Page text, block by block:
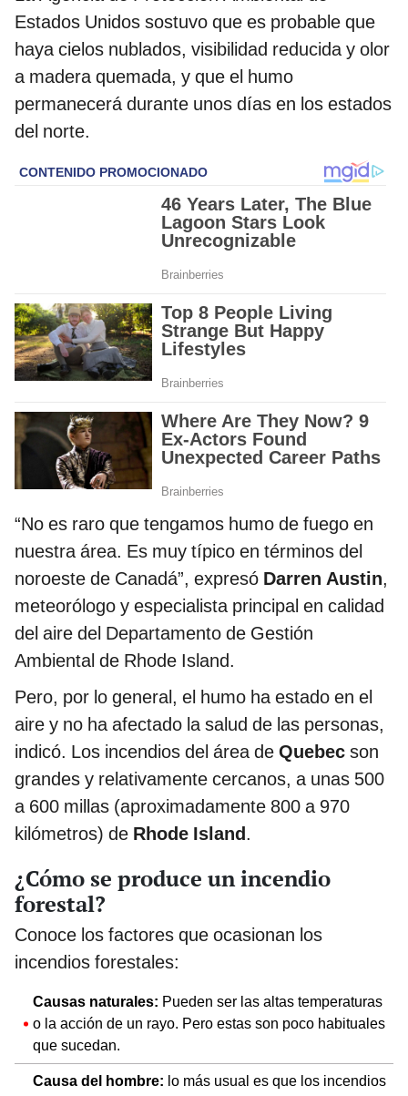
Estados Unidos sostuvo que es probable que
haya cielos nublados, visibilidad reducida y olor
a madera quemada, y que el humo
permanecerá durante unos días en los estados
del norte.
“No es raro que tengamos humo de fuego en
nuestra área. Es muy típico en términos del
noroeste de Canadá”, expresó Darren Austin,
meteorólogo y especialista principal en calidad
del aire del Departamento de Gestión
Ambiental de Rhode Island.
Pero, por lo general, el humo ha estado en el
aire y no ha afectado la salud de las personas,
indicó. Los incendios del área de Quebec son
grandes y relativamente cercanos, a unas 500
a 600 millas (aproximadamente 800 a 970
kilómetros) de Rhode Island.
¿Cómo se produce un incendio
forestal?
Conoce los factores que ocasionan los
incendios forestales:
Causas naturales: Pueden ser las altas temperaturas
o la acción de un rayo. Pero estas son poco habituales
que sucedan.
Causa del hombre: lo más usual es que los incendios